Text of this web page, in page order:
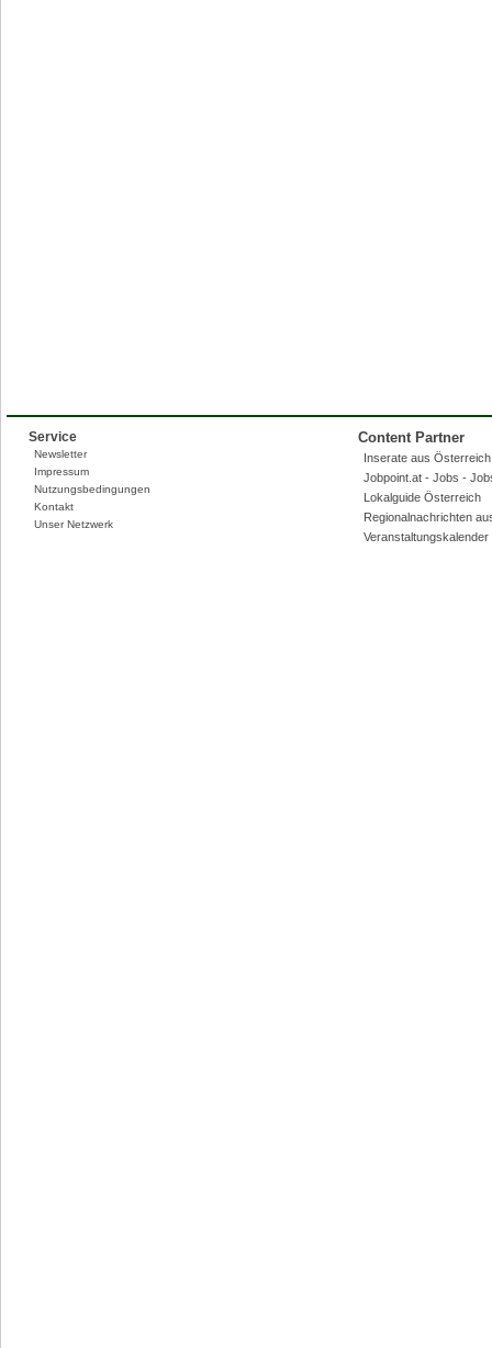
Service
Newsletter
Impressum
Nutzungsbedingungen
Kontakt
Unser Netzwerk
Content Partner
Inserate aus
Jobpoint.at - Jobs -
Lokalguide Österreich
Regionalnachrichten